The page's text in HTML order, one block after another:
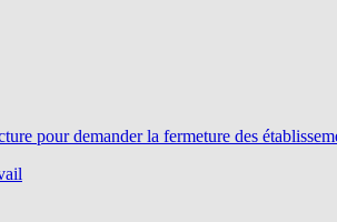
pour demander la fermeture des